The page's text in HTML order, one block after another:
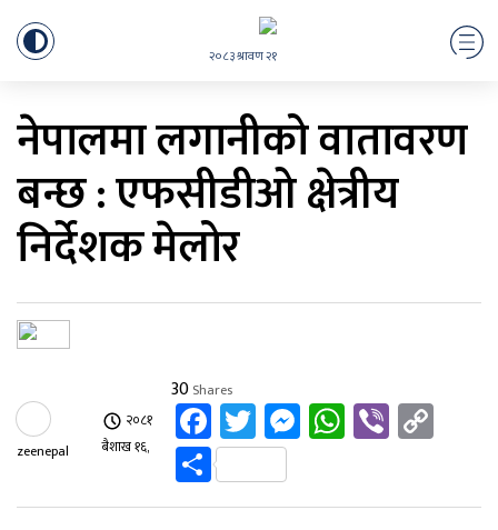
२०८३ श्रावण २१
नेपालमा लगानीको वातावरण
बन्छ : एफसीडीओ क्षेत्रीय
निर्देशक मेलोर
zeenepal
२०८१
बैशाख १६,
30 Shares
Facebook
Twitter
Messenger
WhatsApp
Viber
Link
Share